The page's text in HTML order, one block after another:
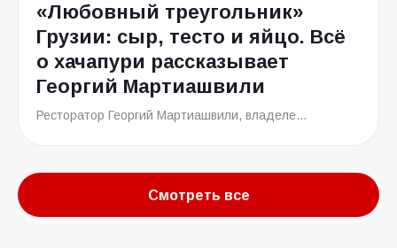
«Любовный треугольник»
Грузии: сыр, тесто и яйцо. Всё
о хачапури рассказывает
Георгий Мартиашвили
Ресторатор Георгий Мартиашвили, владеле...
Смотреть все